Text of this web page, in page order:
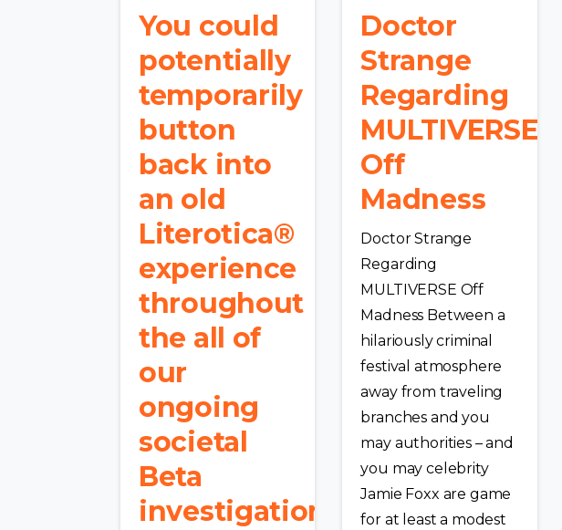
You could
potentially
temporarily
button
back into
an old
Literotica®
experience
throughout
the all of
our
ongoing
societal
Beta
investigations
Doctor
Strange
Regarding
MULTIVERSE
Off
Madness
Doctor Strange
Regarding
MULTIVERSE Off
Madness Between a
hilariously criminal
festival atmosphere
away from traveling
branches and you
may authorities – and
you may celebrity
Jamie Foxx are game
for at least a modest